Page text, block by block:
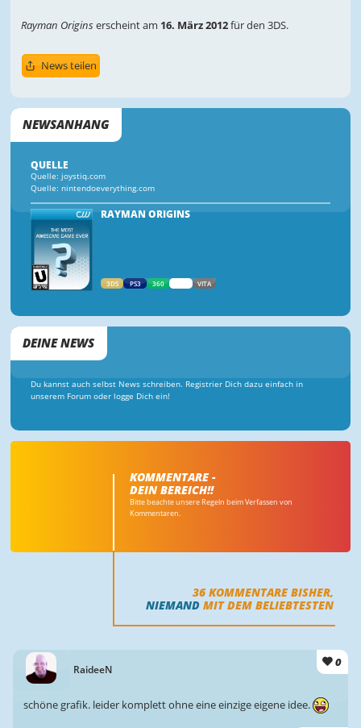
Rayman Originserscheint am 16. März 2012für den 3DS.
News teilen
NEWSANHANG
QUELLE
Quelle: joystiq.com
Quelle: nintendoeverything.com
RAYMAN ORIGINS
3DS PS3 360 VITA
DEINE NEWS
Du kannst auch selbst News schreiben. Registrier Dich dazu einfach in
unserem Forum oder logge Dich ein!
KOMMENTARE -
DEIN BEREICH!!
Bitte beachte unsere Regeln beim Verfassen von
Kommentaren.
36KOMMENTARE BISHER,
NIEMAND MIT DEM BELIEBTESTEN
RaideeN
0
schöne grafik. leider komplett ohne eine einzige eigene idee.